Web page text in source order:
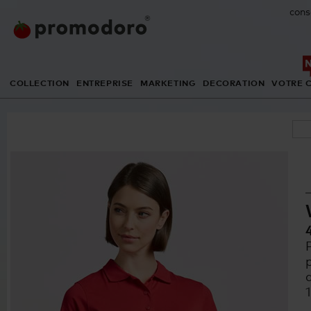
COLLECTION ENTREPRISE MARKETING DECORATION VOTRE